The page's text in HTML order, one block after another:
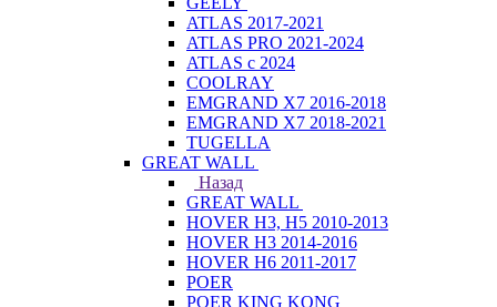
ATLAS 2017-2021
ATLAS PRO 2021-2024
ATLAS с 2024
COOLRAY
EMGRAND X7 2016-2018
EMGRAND X7 2018-2021
TUGELLA
GREAT WALL
Назад
GREAT WALL
HOVER H3, H5 2010-2013
HOVER H3 2014-2016
HOVER H6 2011-2017
POER
POER KING KONG